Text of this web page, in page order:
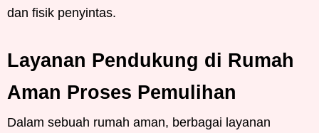
dan fisik penyintas.
Layanan Pendukung di Rumah
Aman Proses Pemulihan
Dalam sebuah rumah aman, berbagai layanan